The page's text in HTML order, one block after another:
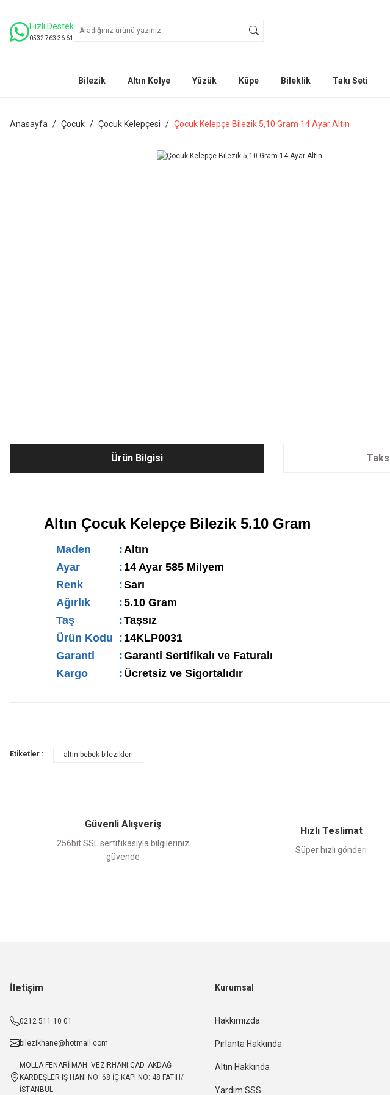
Hızlı Destek
0532 763 36 61
Bilezik Altın Kolye Yüzük Küpe Bileklik Takı Seti
Anasayfa Çocuk Çocuk Kelepçesi Çocuk Kelepçe Bilezik 5,10 Gram 14 Ayar Altın
Ürün Bilgisi
Altın Çocuk Kelepçe Bilezik 5.10 Gram
Maden :Altın
Ayar
: 14 Ayar 585 Milyem
Renk
:Sarı
Ağırlık
:5.10 Gram
Taş
:Taşsız
Ürün Kodu : 14KLP0031
Garanti
:Garanti Sertifikalı ve Faturalı
Kargo
: Ücretsiz ve Sigortalıdır
Etiketler : altın bebek bilezikleri
Güvenli Alışveriş
256bit SSL sertifikasıyla bilgileriniz
güvende
Hızlı Teslimat
Süper hızlı gönderi
İletişim
0212 511 10 01
bilezikhane@hotmail.com
MOLLA FENARİ MAH. VEZİRHANI CAD. AKDAĞ
KARDEŞLER IŞ HANI NO: 68 İÇ KAPI NO: 48 FATİH/
İSTANBUL
Kurumsal
Hakkımızda
Pırlanta Hakkında
Altın Hakkında
Yardım SSS